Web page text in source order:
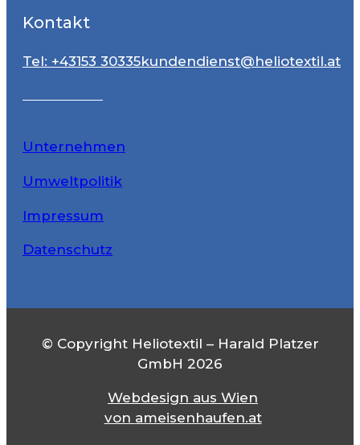
Kontakt
Tel: +43153 30335kundendienst@heliotextil.at
Unternehmen
Umweltpolitik
Impressum
Datenschutz
© Copyright Heliotextil – Harald Platzer
GmbH 2026
Webdesign aus Wien
von ameisenhaufen.at